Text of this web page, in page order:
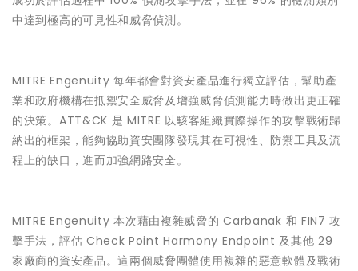
中達到極高的可見性和威脅偵測。
MITRE Engenuity 每年都會對資安產品進行獨立評估，幫助產
業和政府機構在抵禦安全威脅及增強威脅偵測能力時做出更正確
的決策。ATT&CK 是 MITRE 以駭客組織實際操作的攻擊戰術歸
納出的框架，能夠協助資安團隊發現其在可視性、防禦工具及流
程上的缺口，進而加強網路安全。
MITRE Engenuity 本次藉由複雜威脅的 Carbanak 和 FIN7 攻
擊手法，評估 Check Point Harmony Endpoint 及其他 29
家廠商的資安產品。這兩個威脅團體使用複雜的惡意軟體及戰術